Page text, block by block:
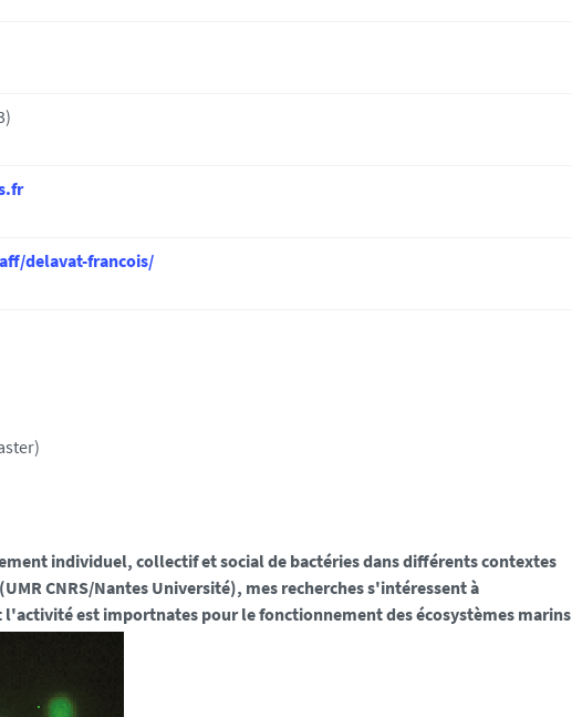
delavat-francois/
individuel, collectif et social de bactéries dans différents contextes
CNRS/Nantes Université), mes recherches s'intéressent à
est importnates pour le fonctionnement des écosystèmes marins